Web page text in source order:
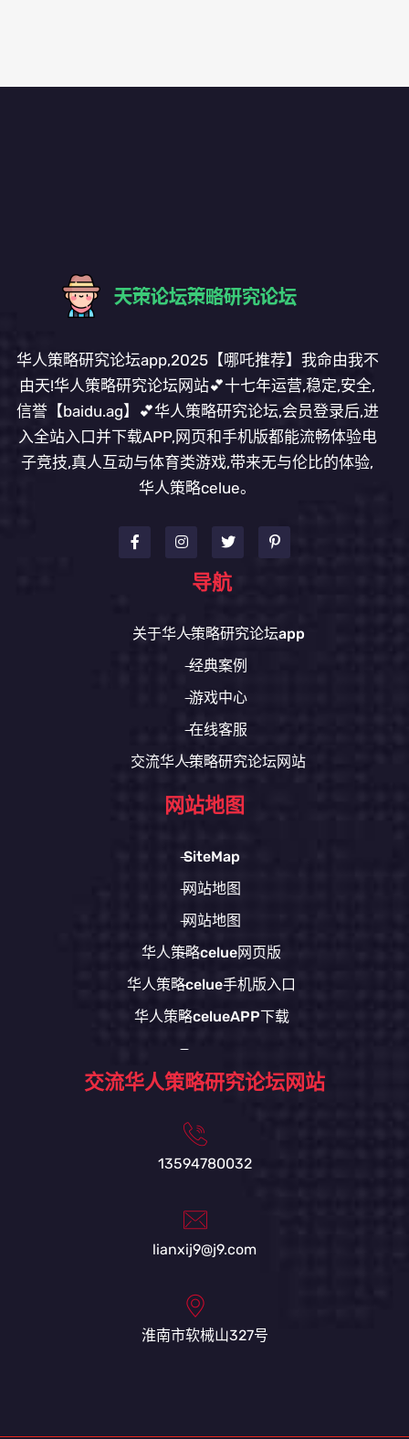
华人策略研究论坛app,2025【哪吒推荐】我命由我不
由天!华人策略研究论坛网站💕十七年运营,稳定,安全,
信誉【baidu.ag】💕华人策略研究论坛,会员登录后,进
入全站入口并下载APP,网页和手机版都能流畅体验电
子竞技,真人互动与体育类游戏,带来无与伦比的体验,
华人策略celue。
导航
关于华人策略研究论坛app
经典案例
游戏中心
在线客服
交流华人策略研究论坛网站
网站地图
SiteMap
网站地图
网站地图
华人策略celue网页版
华人策略celue手机版入口
华人策略celueAPP下载
交流华人策略研究论坛网站
13594780032
lianxij9@j9.com
淮南市软械山327号